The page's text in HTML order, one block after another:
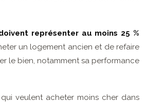
représenter au moins 25 %
un logement ancien et de refaire
le bien, notamment sa performance
veulent acheter moins cher dans